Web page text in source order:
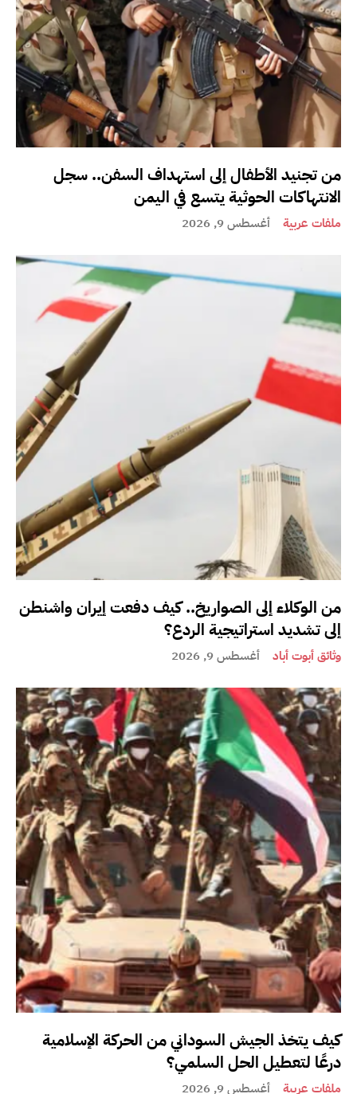
من تجنيد الأطفال إلى استهداف السفن.. سجل
الانتهاكات الحوثية يتسع في اليمن
ملفات عربية أغسطس 9, 2026
من الوكلاء إلى الصواريخ.. كيف دفعت إيران واشنطن
إلى تشديد استراتيجية الردع؟
وثائق أبوت أباد أغسطس 9, 2026
كيف يتخذ الجيش السوداني من الحركة الإسلامية
درعًا لتعطيل الحل السلمي؟
ملفات عربية أغسطس 9, 2026